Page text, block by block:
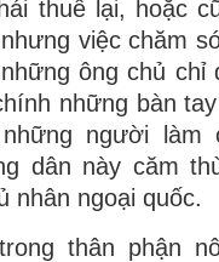
thuê lại, hoặc
việc chăm
ông chủ chỉ
những bàn
người làm
dân này căm
nhân ngoại quốc.
thân phận